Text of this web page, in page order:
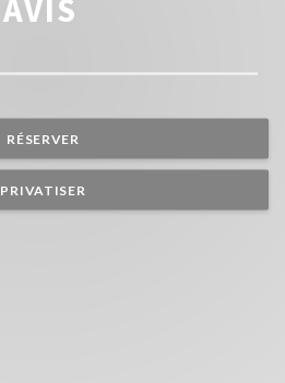
AVIS
RÉSERVER
PRIVATISER